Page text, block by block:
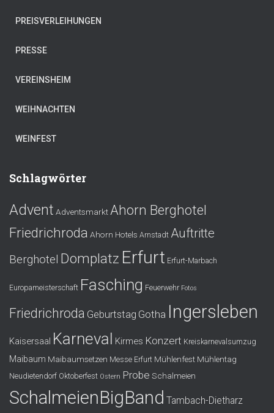
PREISVERLEIHUNGEN
PRESSE
VEREINSHEIM
WEIHNACHTEN
WEINFEST
Schlagwörter
Advent Adventsmarkt Ahorn Berghotel
Friedrichroda Ahorn Hotels Arnstadt Auftritte
Berghotel Domplatz Erfurt Erfurt-Marbach
Europameisterschaft Fasching Feuerwehr Fotos
Friedrichroda Geburtstag Gotha Ingersleben
Kaisersaal Karneval Kirmes Konzert Kreiskarnevalsumzug
Maibaum Maibaumsetzen Messe Erfurt Mühlenfest Mühlentag
Neudietendorf Oktoberfest Ostern Probe Schalmeien
SchalmeienBigBand Tambach-Dietharz